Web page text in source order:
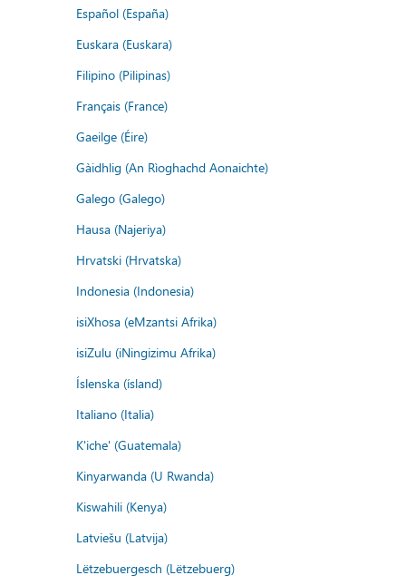
Español (España)
Euskara (Euskara)
Filipino (Pilipinas)
Français (France)
Gaeilge (Éire)
Gàidhlig (An Rìoghachd Aonaichte)
Galego (Galego)
Hausa (Najeriya)
Hrvatski (Hrvatska)
Indonesia (Indonesia)
isiXhosa (eMzantsi Afrika)
isiZulu (iNingizimu Afrika)
Íslenska (ísland)
Italiano (Italia)
K'iche' (Guatemala)
Kinyarwanda (U Rwanda)
Kiswahili (Kenya)
Latviešu (Latvija)
Lëtzebuergesch (Lëtzebuerg)